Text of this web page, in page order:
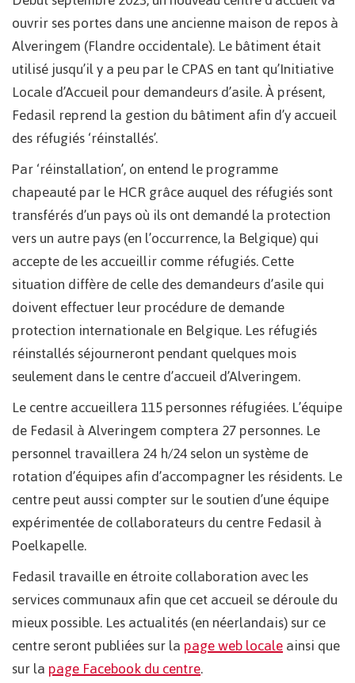
ouvrir ses portes dans une ancienne maison de repos à
Alveringem (Flandre occidentale). Le bâtiment était
utilisé jusqu’il y a peu par le CPAS en tant qu’Initiative
Locale d’Accueil pour demandeurs d’asile. À présent,
Fedasil reprend la gestion du bâtiment afin d’y accueil
des réfugiés ‘réinstallés’.
Par ‘réinstallation’, on entend le programme
chapeauté par le HCR grâce auquel des réfugiés sont
transférés d’un pays où ils ont demandé la protection
vers un autre pays (en l’occurrence, la Belgique) qui
accepte de les accueillir comme réfugiés. Cette
situation diffère de celle des demandeurs d’asile qui
doivent effectuer leur procédure de demande
protection internationale en Belgique. Les réfugiés
réinstallés séjourneront pendant quelques mois
seulement dans le centre d’accueil d’Alveringem.
Le centre accueillera 115 personnes réfugiées. L’équipe
de Fedasil à Alveringem comptera 27 personnes. Le
personnel travaillera 24 h/24 selon un système de
rotation d’équipes afin d’accompagner les résidents. Le
centre peut aussi compter sur le soutien d’une équipe
expérimentée de collaborateurs du centre Fedasil à
Poelkapelle.
Fedasil travaille en étroite collaboration avec les
services communaux afin que cet accueil se déroule du
mieux possible. Les actualités (en néerlandais) sur ce
centre seront publiées sur lapage web localeainsi que
sur lapage Facebook du centre.